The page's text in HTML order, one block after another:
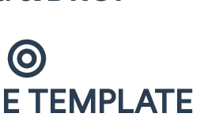
TEMPLATE